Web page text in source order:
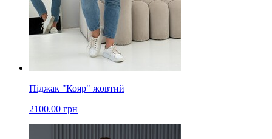
Піджак "Кояр" жовтий
2100.00 грн